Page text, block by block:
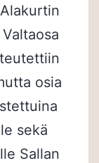
osia
sekä
Sallan